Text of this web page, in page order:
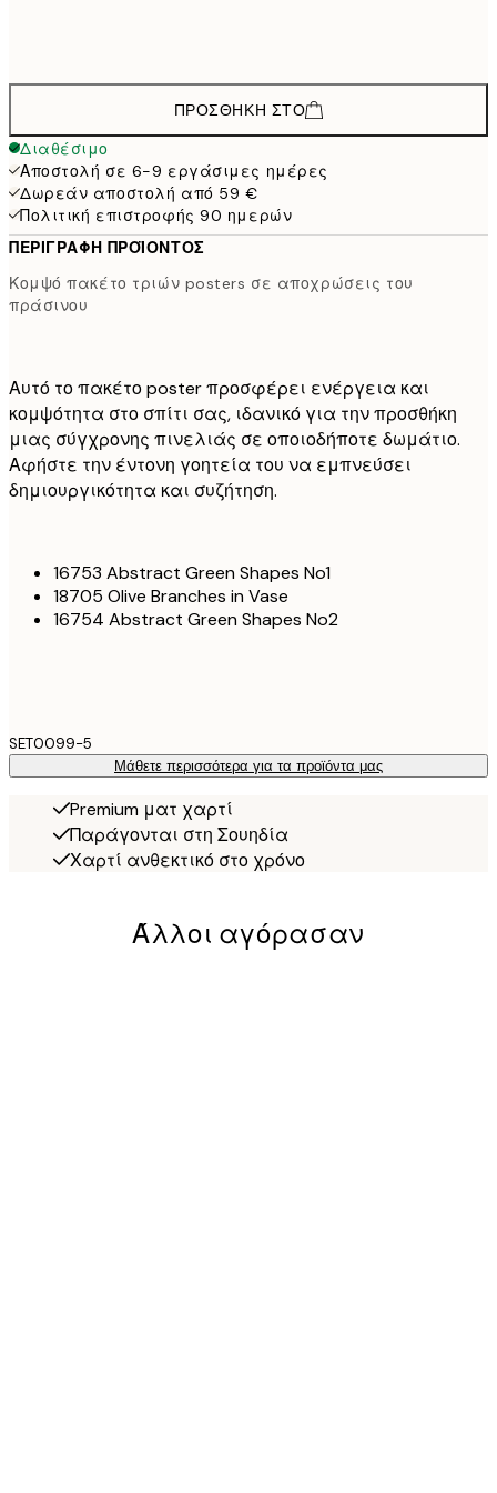
ΠΡΟΣΘΉΚΗ ΣΤΟ
Διαθέσιμο
Αποστολή σε 6-9 εργάσιμες ημέρες
Δωρεάν αποστολή από 59 €
Πολιτική επιστροφής 90 ημερών
ΠΕΡΙΓΡΑΦΉ ΠΡΟΪΌΝΤΟΣ
Κομψό πακέτο τριών posters σε αποχρώσεις του
πράσινου
Αυτό το πακέτο poster προσφέρει ενέργεια και
κομψότητα στο σπίτι σας, ιδανικό για την προσθήκη
μιας σύγχρονης πινελιάς σε οποιοδήποτε δωμάτιο.
Αφήστε την έντονη γοητεία του να εμπνεύσει
δημιουργικότητα και συζήτηση.
16753 Abstract Green Shapes No1
18705 Olive Branches in Vase
16754 Abstract Green Shapes No2
SET0099-5
Μάθετε περισσότερα για τα προϊόντα μας
Premium ματ χαρτί
Παράγονται στη Σουηδία
Χαρτί ανθεκτικό στο χρόνο
Άλλοι αγόρασαν